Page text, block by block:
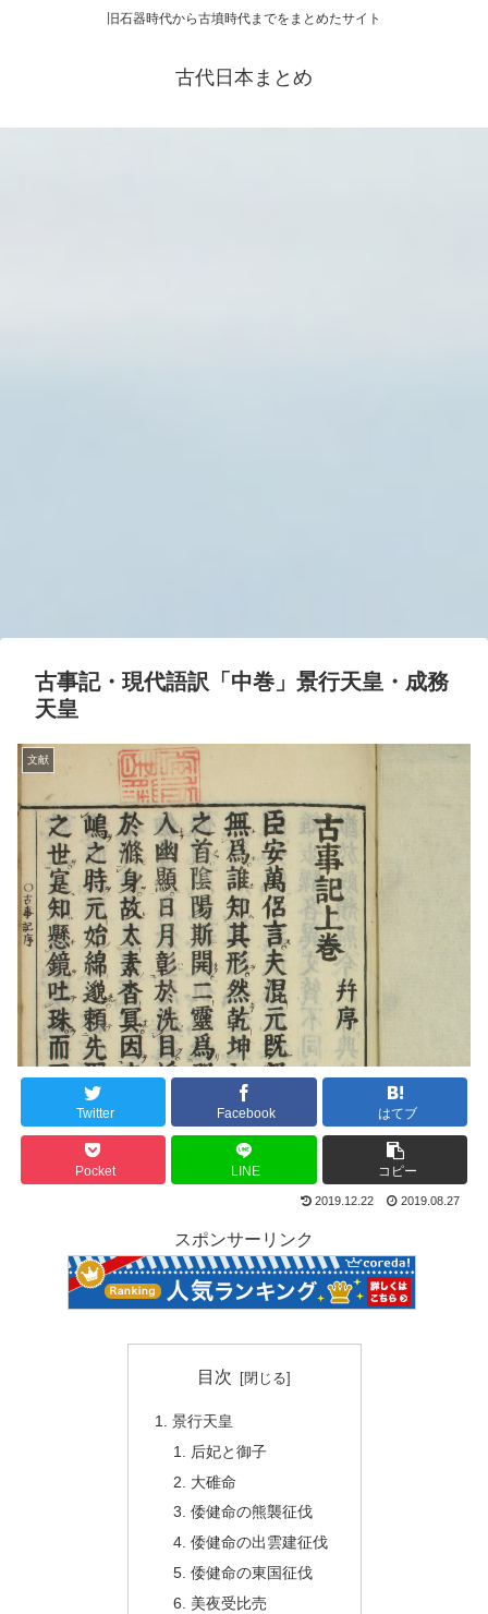
旧石器時代から古墳時代までをまとめたサイト
古代日本まとめ
古事記・現代語訳「中巻」景行天皇・成務
天皇
文献
Twitter Facebook はてブ
Pocket LINE コピー
2019.12.22 2019.08.27
スポンサーリンク
目次
景行天皇
后妃と御子
大碓命
倭健命の熊襲征伐
倭健命の出雲建征伐
倭健命の東国征伐
美夜受比売